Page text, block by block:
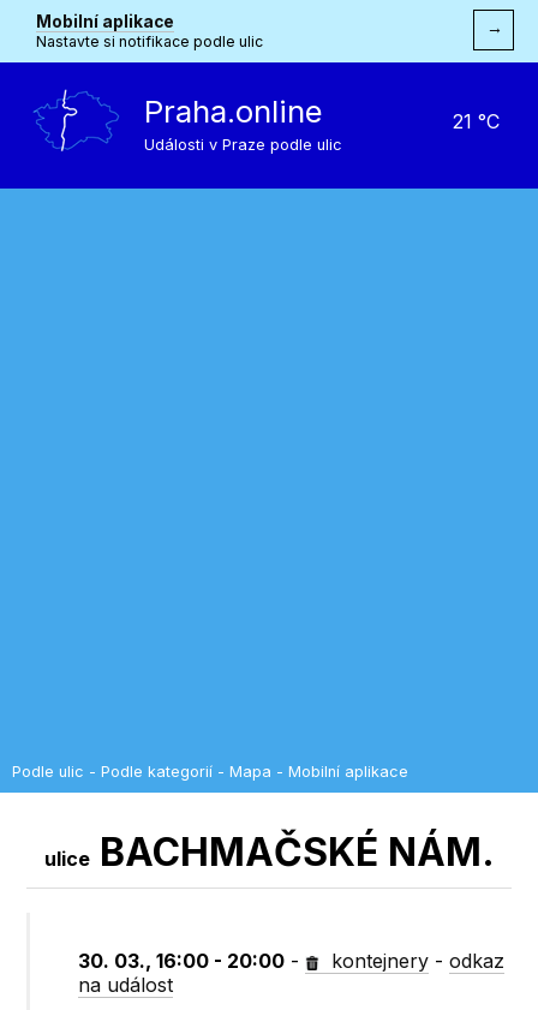
Mobilní aplikace
Nastavte si notifikace podle ulic
→
Praha.online
Události v Praze podle ulic
21 °C
Podle ulic - Podle kategorií - Mapa - Mobilní aplikace
uliceBACHMAČSKÉ NÁM.
30. 03., 16:00 - 20:00 - kontejnery -odkaz
na událost